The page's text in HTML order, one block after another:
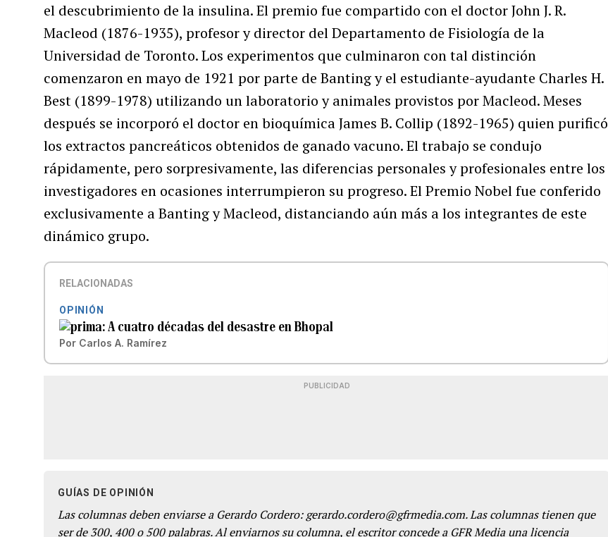
el descubrimiento de la insulina. El premio fue compartido con el doctor John J. R.
Macleod (1876-1935), profesor y director del Departamento de Fisiología de la
Universidad de Toronto. Los experimentos que culminaron con tal distinción
comenzaron en mayo de 1921 por parte de Banting y el estudiante-ayudante Charles H.
Best (1899-1978) utilizando un laboratorio y animales provistos por Macleod. Meses
después se incorporó el doctor en bioquímica James B. Collip (1892-1965) quien purificó
los extractos pancreáticos obtenidos de ganado vacuno. El trabajo se condujo
rápidamente, pero sorpresivamente, las diferencias personales y profesionales entre los
investigadores en ocasiones interrumpieron su progreso. El Premio Nobel fue conferido
exclusivamente a Banting y Macleod, distanciando aún más a los integrantes de este
dinámico grupo.
RELACIONADAS
OPINIÓN
A cuatro décadas del desastre en Bhopal
Por Carlos A. Ramírez
PUBLICIDAD
GUÍAS DE OPINIÓN
Las columnas deben enviarse a Gerardo Cordero: gerardo.cordero@gfrmedia.com. Las columnas tienen que
ser de 300, 400 o 500 palabras. Al enviarnos su columna, el escritor concede a GFR Media una licencia